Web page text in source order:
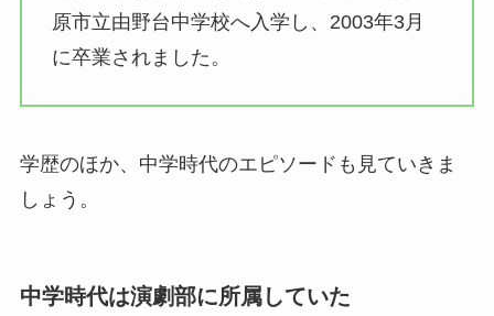
原市立由野台中学校へ入学し、2003年3月
に卒業されました。
学歴のほか、中学時代のエピソードも見ていきま
しょう。
中学時代は演劇部に所属していた